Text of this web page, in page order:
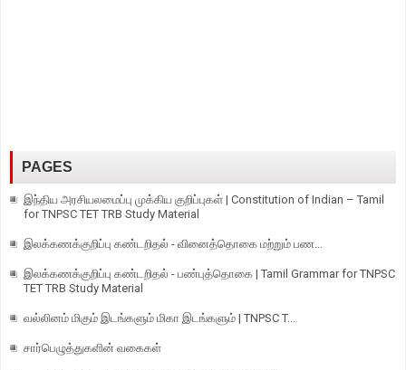
PAGES
இந்திய அரசியலமைப்பு முக்கிய குறிப்புகள் | Constitution of Indian – Tamil
for TNPSC TET TRB Study Material
இலக்கணக்குறிப்பு கண்டறிதல் - வினைத்தொகை மற்றும் பண...
இலக்கணக்குறிப்பு கண்டறிதல் - பண்புத்தொகை | Tamil Grammar for TNPSC
TET TRB Study Material
வல்லினம் மிகும் இடங்களும் மிகா இடங்களும் | TNPSC T...
சார்பெழுத்துகளின் வகைகள்